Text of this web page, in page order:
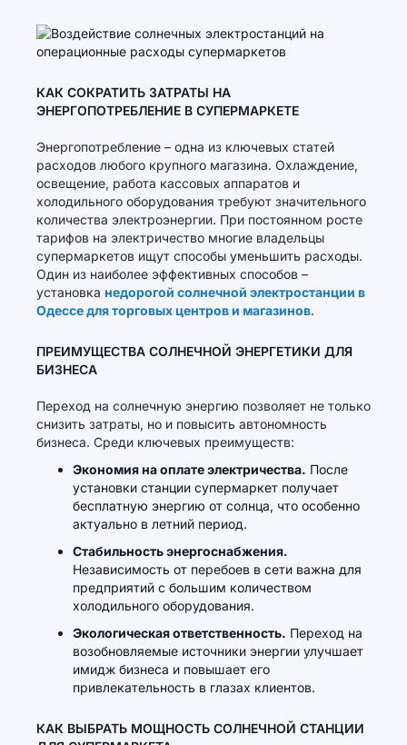
КАК СОКРАТИТЬ ЗАТРАТЫ НА
ЭНЕРГОПОТРЕБЛЕНИЕ В СУПЕРМАРКЕТЕ
Энергопотребление – одна из ключевых статей
расходов любого крупного магазина. Охлаждение,
освещение, работа кассовых аппаратов и
холодильного оборудования требуют значительного
количества электроэнергии. При постоянном росте
тарифов на электричество многие владельцы
супермаркетов ищут способы уменьшить расходы.
Один из наиболее эффективных способов –
установка недорогой солнечной электростанции в
Одессе для торговых центров и магазинов.
ПРЕИМУЩЕСТВА СОЛНЕЧНОЙ ЭНЕРГЕТИКИ ДЛЯ
БИЗНЕСА
Переход на солнечную энергию позволяет не только
снизить затраты, но и повысить автономность
бизнеса. Среди ключевых преимуществ:
Экономия на оплате электричества. После
установки станции супермаркет получает
бесплатную энергию от солнца, что особенно
актуально в летний период.
Стабильность энергоснабжения.
Независимость от перебоев в сети важна для
предприятий с большим количеством
холодильного оборудования.
Экологическая ответственность. Переход на
возобновляемые источники энергии улучшает
имидж бизнеса и повышает его
привлекательность в глазах клиентов.
КАК ВЫБРАТЬ МОЩНОСТЬ СОЛНЕЧНОЙ СТАНЦИИ